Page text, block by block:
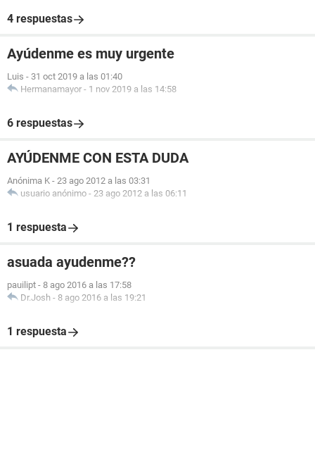
4 respuestas
Ayúdenme es muy urgente
Luis - 31 oct 2019 a las 01:40
Hermanamayor - 1 nov 2019 a las 14:58
6 respuestas
AYÚDENME CON ESTA DUDA
Anónima K - 23 ago 2012 a las 03:31
usuario anónimo - 23 ago 2012 a las 06:11
1 respuesta
asuada ayudenme??
pauilipt - 8 ago 2016 a las 17:58
Dr.Josh - 8 ago 2016 a las 19:21
1 respuesta